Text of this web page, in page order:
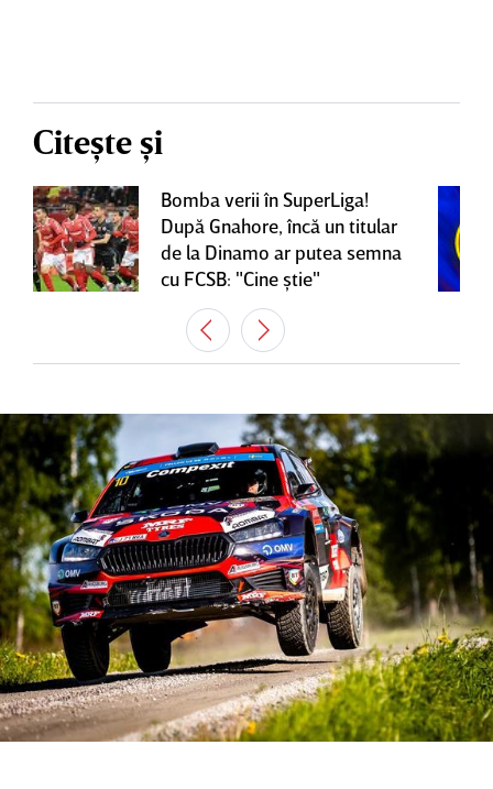
Citește și
Bomba verii în SuperLiga!
După Gnahore, încă un titular
de la Dinamo ar putea semna
cu FCSB: "Cine ştie"